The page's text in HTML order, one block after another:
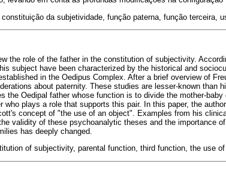
constituição da subjetividade, função paterna, função terceira,
the role of the father in the constitution of subjectivity.
subject have been characterized by the historical and
in the Oedipus Complex. After a brief overview of
about paternity. These studies are lesser-known than
the Oedipal father whose function is to divide the mother-
who plays a role that supports this pair. In this paper, the
concept of "the use of an object". Examples from his
validity of these psychoanalytic theses and the importance
has deeply changed.
of subjectivity, parental function, third function, the use